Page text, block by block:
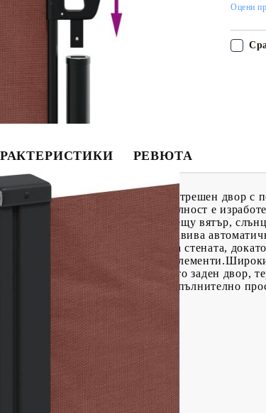
Оцени
РЕВЮТА
на вашия балкон, тераса или вътрешен двор с
преграда за поверителност е
и отлична защита срещу вятър,
градинската преграда се навива
за поверителност се монтира на стената,
всички необходими монтажни
условия, както на открито като заден двор,
съблекалня, за да се създаде допълнително
с PU покритие
и алуминий